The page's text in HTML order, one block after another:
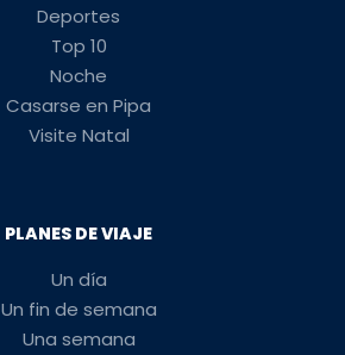
Deportes
Top 10
Noche
Casarse en Pipa
Visite Natal
PLANES DE VIAJE
Un día
Un fin de semana
Una semana